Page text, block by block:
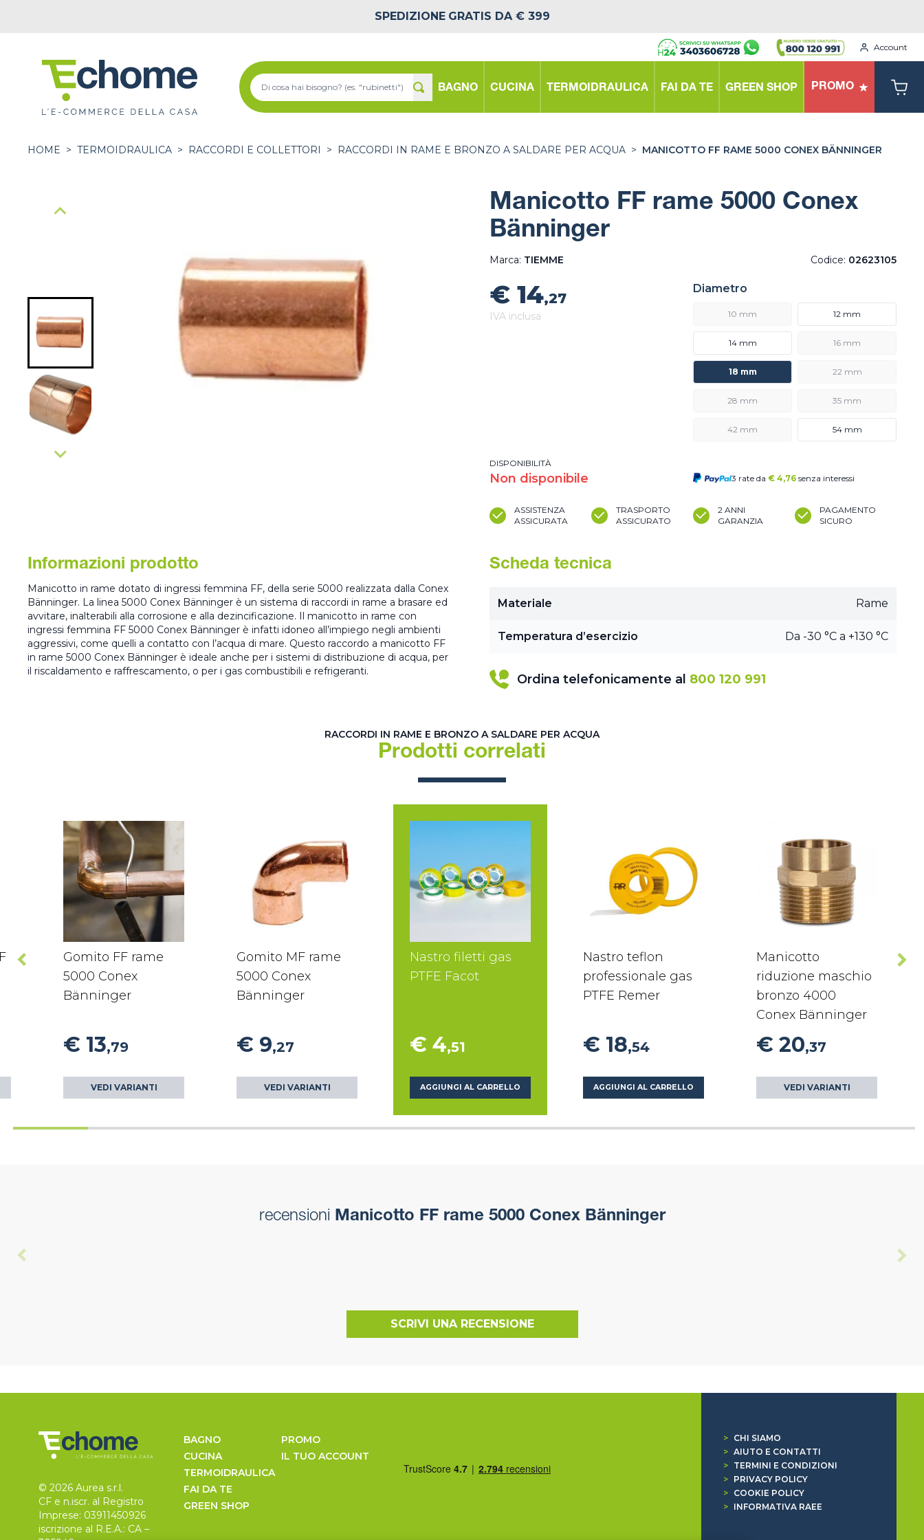
SPEDIZIONE GRATIS DA € 399
Account
BAGNO CUCINA TERMOIDRAULICA FAI DA TE GREEN SHOP PROMO
HOME > TERMOIDRAULICA > RACCORDI E COLLETTORI > RACCORDI IN RAME E BRONZO A SALDARE PER ACQUA > MANICOTTO FF RAME 5000 CONEX BÄNNINGER
Manicotto FF rame 5000 Conex
Bänninger
Marca: TIEMME Codice: 02623105
€ 14,27
IVA inclusa
DISPONIBILITÀ
Non disponibile
Diametro
10 mm 12 mm
14 mm 16 mm
18 mm 22 mm
28 mm 35 mm
42 mm 54 mm
3 rate da € 4,76 senza interessi
ASSISTENZA
ASSICURATA
TRASPORTO
ASSICURATO
2 ANNI
GARANZIA
PAGAMENTO
SICURO
Informazioni prodotto
Manicotto in rame dotato di ingressi femmina FF, della serie 5000 realizzata dalla Conex
Bänninger. La linea 5000 Conex Bänninger è un sistema di raccordi in rame a brasare ed
avvitare, inalterabili alla corrosione e alla dezincificazione. Il manicotto in rame con
ingressi femmina FF 5000 Conex Bänninger è infatti idoneo all’impiego negli ambienti
aggressivi, come quelli a contatto con l’acqua di mare. Questo raccordo a manicotto FF
in rame 5000 Conex Bänninger è ideale anche per i sistemi di distribuzione di acqua, per
il riscaldamento e raffrescamento, o per i gas combustibili e refrigeranti.
Scheda tecnica
Materiale Rame
Temperatura d’esercizio Da -30 °C a +130 °C
Ordina telefonicamente al 800 120 991
RACCORDI IN RAME E BRONZO A SALDARE PER ACQUA
Prodotti correlati
Gomito FF rame
5000 Conex
Bänninger
€ 13,79
VEDI VARIANTI
Gomito MF rame
5000 Conex
Bänninger
€ 9,27
VEDI VARIANTI
Nastro filetti gas
PTFE Facot
€ 4,51
AGGIUNGI AL CARRELLO
Nastro teflon
professionale gas
PTFE Remer
€ 18,54
AGGIUNGI AL CARRELLO
Manicotto
riduzione maschio
bronzo 4000
Conex Bänninger
€ 20,37
VEDI VARIANTI
recensioni Manicotto FF rame 5000 Conex Bänninger
SCRIVI UNA RECENSIONE
© 2026 Aurea s.r.l.
CF e n.iscr. al Registro
Imprese: 03911450926
iscrizione al R.E.A.: CA –
BAGNO
CUCINA
TERMOIDRAULICA
FAI DA TE
GREEN SHOP
PROMO
IL TUO ACCOUNT
>
CHI SIAMO
> AIUTO E CONTATTI
>
TERMINI E CONDIZIONI
>
PRIVACY POLICY
>
COOKIE POLICY
>
INFORMATIVA RAEE